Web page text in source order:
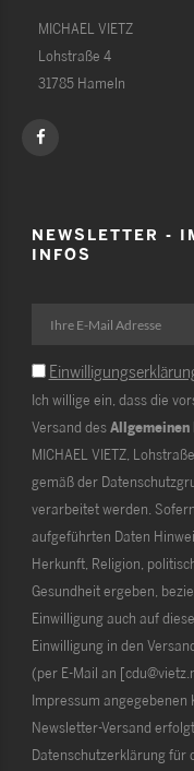
MICHAEL VIETZ
Lohstraße 4
31785 Hameln
NEWSLETTER -
INFOS
Ich willige ein, dass die
Versand des
MICHAEL VIETZ,
gemäß der
verarbeitet werden.
aufgeführten Daten
Herkunft, Religion,
Gesundheit ergeben,
Einwilligung auch auf
Einwilligung in den
(per E-Mail an
Impressum angegebenen
Newsletter-Versand
Datenschutzerklärung für